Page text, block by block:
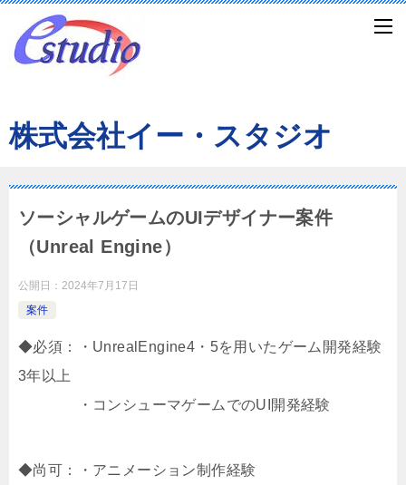
株式会社イー・スタジオ
ソーシャルゲームのUIデザイナー案件
（Unreal Engine）
公開日： 2024年7月17日
案件
◆必須：・UnrealEngine4・5を用いたゲーム開発経験
3年以上
・コンシューマゲームでのUI開発経験
◆尚可：・アニメーション制作経験